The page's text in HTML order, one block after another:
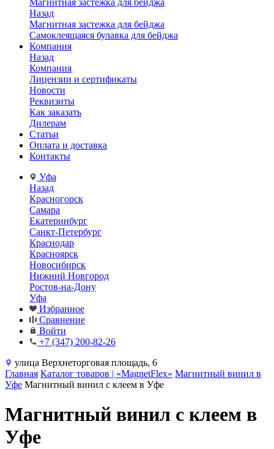
Магнитная застежка для бейджа
Назад
Магнитная застежка для бейджа
Самоклеящаяся булавка для бейджа
Компания
Назад
Компания
Лицензии и сертификаты
Новости
Реквизиты
Как заказать
Дилерам
Статьи
Оплата и доставка
Контакты
Уфа
Назад
Красногорск
Самара
Екатеринбург
Санкт-Петербург
Краснодар
Красноярск
Новосибирск
Нижний Новгород
Ростов-на-Дону
Уфа
Избранное
Сравнение
Войти
+7 (347) 200-82-26
улица Верхнеторговая площадь, 6
Главная Каталог товаров | «MagnetFlex» Магнитный винил в
Уфе Магнитный винил с клеем в Уфе
Магнитный винил с клеем в
Уфе